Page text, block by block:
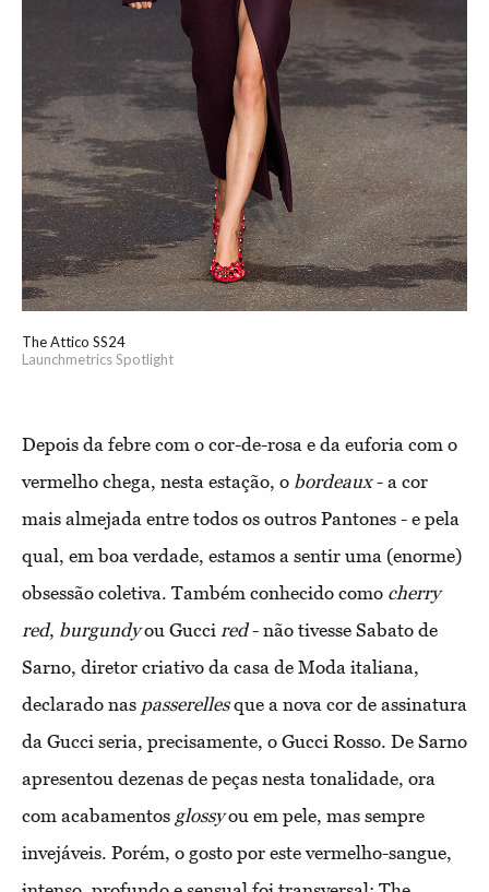
The Attico SS24
Launchmetrics Spotlight
Depois da febre com o cor-de-rosa e da euforia com o
vermelho chega, nesta estação, o bordeaux- a cor
mais almejada entre todos os outros Pantones - e pela
qual, em boa verdade, estamos a sentir uma (enorme)
obsessão coletiva. Também conhecido como cherry
red, burgundyou Gucci red- não tivesse Sabato de
Sarno, diretor criativo da casa de Moda italiana,
declarado nas passerellesque a nova cor de assinatura
da Gucci seria, precisamente, o Gucci Rosso. De Sarno
apresentou dezenas de peças nesta tonalidade, ora
com acabamentos glossyou em pele, mas sempre
invejáveis. Porém, o gosto por este vermelho-sangue,